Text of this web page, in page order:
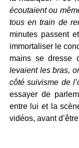
écoutaient ou
tous en train de
minutes passent
immortaliser le
mains se dresse
levaient les bras,
côté suivisme de
essayer de
entre lui et la
vidéos, avant